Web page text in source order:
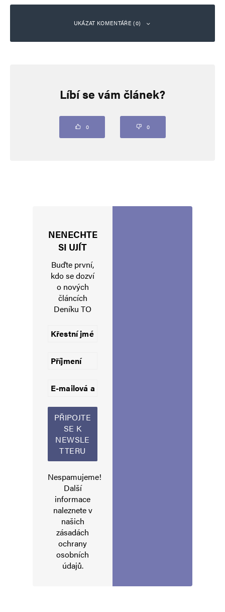
UKÁZAT KOMENTÁŘE (0)
Vaše e-mailová adresa nebude zveřejněna. Vyžadované informace jsou
Uložit do prohlížeče jméno, e-mail a webovou stránku pro budoucí
Informujte mě o nových komentářích e-mailem.
Alternative:
Líbí se vám článek?
0 0
NENECHTE
SI UJÍT
Buďte první,
kdo se dozví
o nových
článcích
Deníku TO
Nespamujeme!
Další
informace
naleznete v
našich
zásadách
ochrany
osobních
údajů.